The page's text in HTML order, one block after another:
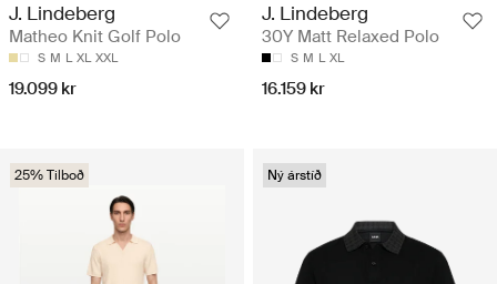
J. Lindeberg
Matheo Knit Golf Polo
S M L XL XXL
19.099 kr
J. Lindeberg
30Y Matt Relaxed Polo
S M L XL
16.159 kr
25% Tilboð Ný árstíð